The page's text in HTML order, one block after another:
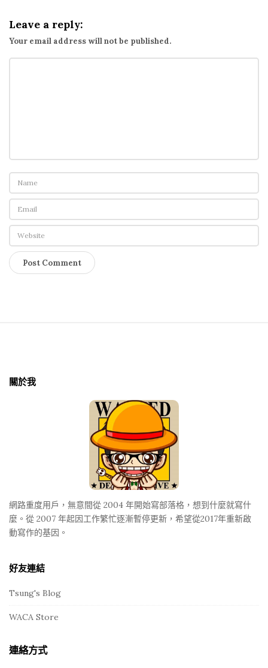
Leave a reply:
Your email address will not be published.
關於我
網路重度用戶，無意間從 2004 年開始寫部落格，想到什麼就寫什
麼。從 2007 年起因工作繁忙逐漸暫停更新，希望從2017年重新啟
動寫作的基因。
好友連結
Tsung's Blog
WACA Store
連絡方式